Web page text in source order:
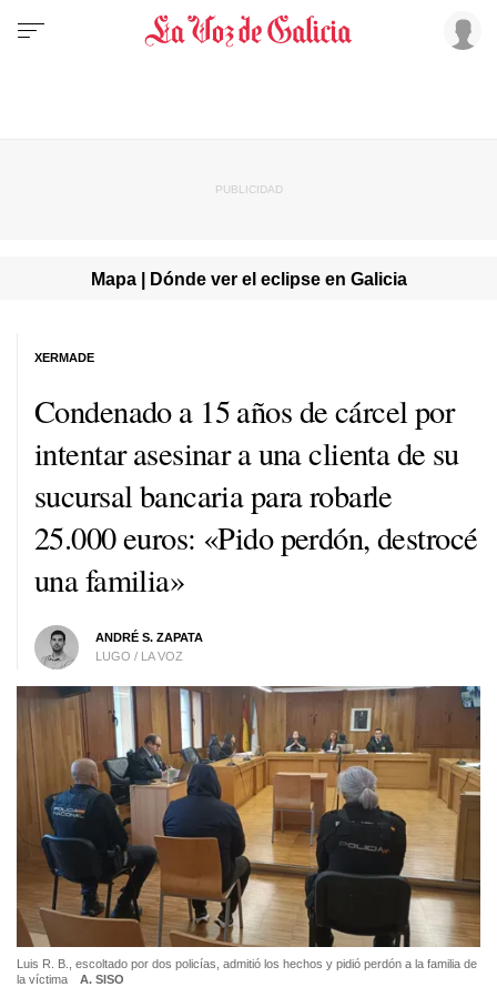
Mapa | Dónde ver el eclipse en Galicia
Condenado a 15 años de cárcel por
intentar asesinar a una clienta de su
sucursal bancaria para robarle
25.000 euros: «Pido perdón, destrocé
una familia»
ANDRÉ S. ZAPATA
LUGO / LA VOZ
XERMADE
Luis R. B., escoltado por dos policías, admitió los hechos y pidió perdón a la familia de
la víctima
A. SISO